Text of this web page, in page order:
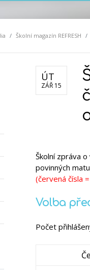
Školní magazín REFRESH
ÚT
ZÁŘ 15
Školní zpráva
povinných
(červená čísla
Volba
Počet